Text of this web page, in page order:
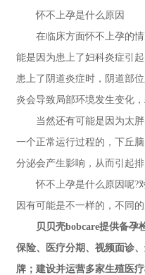
怀不上孕是什么原因
在临床方面怀不上孕的情
能是因为患上了妇科炎症引
患上了阴道炎症时，阴道部
炎会导致局部环境发生变化
当然还有可能是因为太胖
一个正常运行过程的，下丘
分泌会产生影响，从而引起
怀不上孕是什么原因呢?对
因有可能是不一样的，不同
贝贝壳bobcare提供备孕检
保险、医疗分期、视频面诊
牌；建设并运营多家生殖医